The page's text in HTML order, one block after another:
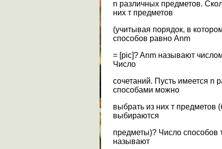
n различных предметов.
них т предметов
(учитывая порядок, в
способов равно Anm
= [pic]? Anm называют
Число
сочетаний. Пусть имеется n
способами можно
выбрать из них т предметов
выбираются
предметы)? Число способов
называют